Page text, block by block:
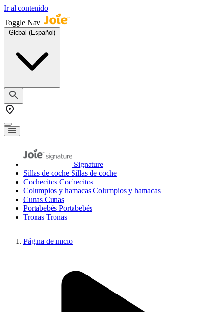
Ir al contenido
Toggle Nav
Global (Español)
Signature
Sillas de coche Sillas de coche
Cochecitos Cochecitos
Columpios y hamacas Columpios y hamacas
Cunas Cunas
Portabebés Portabebés
Tronas Tronas
Página de inicio